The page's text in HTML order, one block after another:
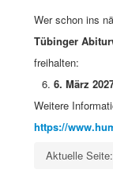
Wer schon ins
Tübinger
freihalten:
6. März
Weitere
https://
Aktuelle Seite: